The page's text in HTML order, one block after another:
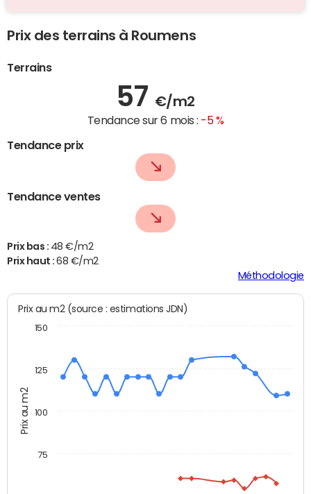
Prix des terrains à Roumens
Terrains
57 €/m2
Tendance sur 6 mois : -5 %
Tendance prix
Tendance ventes
Prix bas : 48 €/m2
Prix haut :68 €/m2
Méthodologie
Prix au m2
Prix au m2 (source : estimations JDN)
75
100
125
150